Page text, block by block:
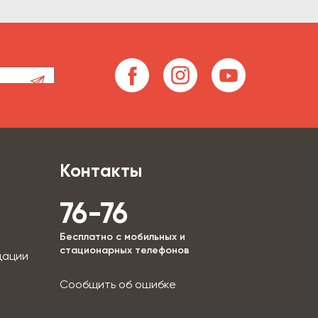
Контакты
76-76
Бесплатно с мобильных и
стационарных телефонов
Сообщить об ошибке